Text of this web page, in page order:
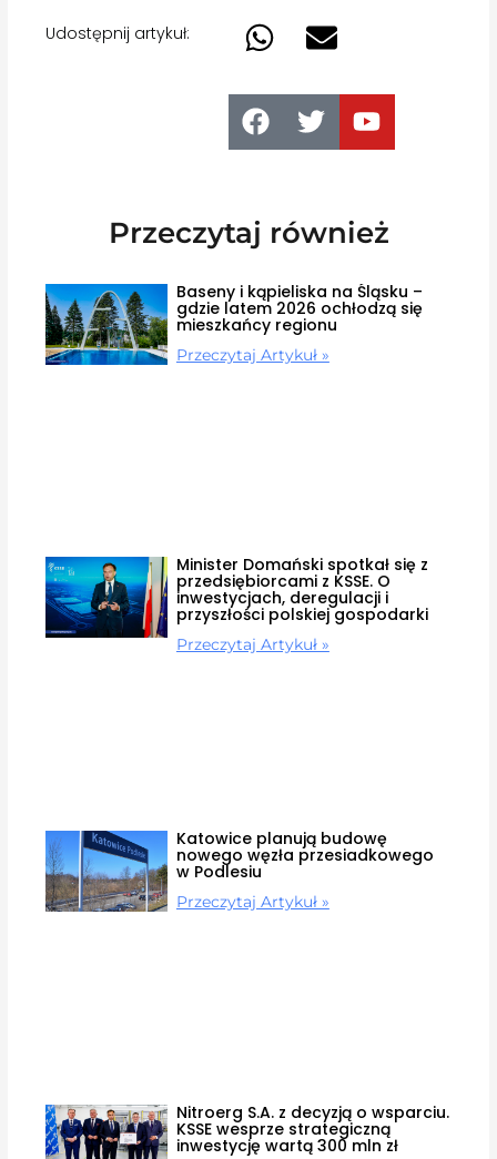
Udostępnij artykuł:
Przeczytaj również
Baseny i kąpieliska na Śląsku –
gdzie latem 2026 ochłodzą się
mieszkańcy regionu
Przeczytaj Artykuł »
Minister Domański spotkał się z
przedsiębiorcami z KSSE. O
inwestycjach, deregulacji i
przyszłości polskiej gospodarki
Przeczytaj Artykuł »
Katowice planują budowę
nowego węzła przesiadkowego
w Podlesiu
Przeczytaj Artykuł »
Nitroerg S.A. z decyzją o wsparciu.
KSSE wesprze strategiczną
inwestycję wartą 300 mln zł